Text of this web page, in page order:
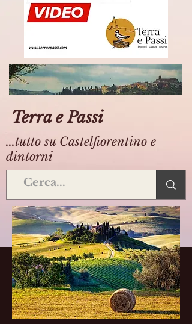
Terra e Passi
...tutto su Castelfiorentino e
dintorni